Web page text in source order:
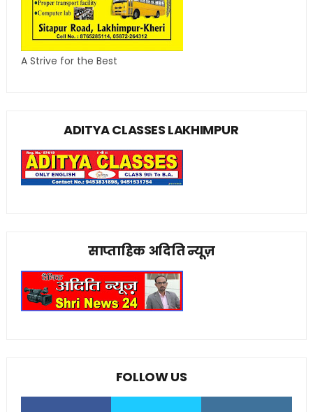
A Strive for the Best
ADITYA CLASSES LAKHIMPUR
साप्ताहिक अदिति न्यूज़
FOLLOW US